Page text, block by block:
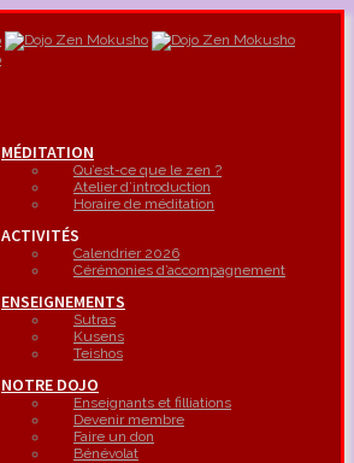
MÉDITATION
Qu’est-ce que le zen ?
Atelier d’introduction
Horaire de méditation
ACTIVITÉS
Calendrier 2026
Cérémonies d’accompagnement
ENSEIGNEMENTS
Sutras
Kusens
Teishos
NOTRE DOJO
Enseignants et filliations
Devenir membre
Faire un don
Bénévolat